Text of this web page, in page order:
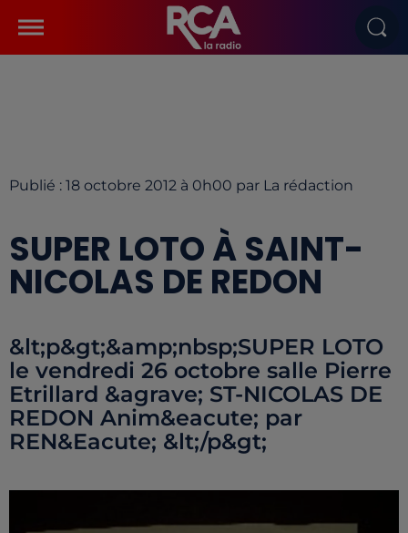
Publié : 18 octobre 2012 à 0h00 par La rédaction
SUPER LOTO À SAINT-
NICOLAS DE REDON
&lt;p&gt;&amp;nbsp;SUPER LOTO
le vendredi 26 octobre salle Pierre
Etrillard &agrave; ST-NICOLAS DE
REDON Anim&eacute; par
REN&Eacute; &lt;/p&gt;